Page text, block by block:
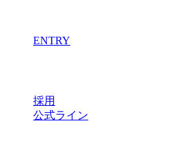
ENTRY
採用
公式ライン